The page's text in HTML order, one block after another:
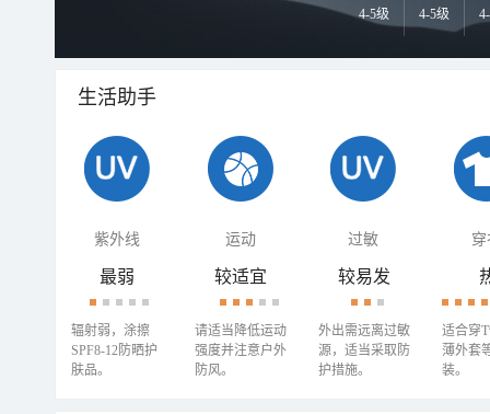
4-5级 4-5级
生活助手
紫外线 运动 过敏 穿
最弱
辐射弱，涂擦
SPF8-12防晒护
肤品。
较适宜
请适当降低运动
强度并注意户外
防风。
较易发
外出需远离过敏
源，适当采取防
护措施。
适合穿
薄外套
装。